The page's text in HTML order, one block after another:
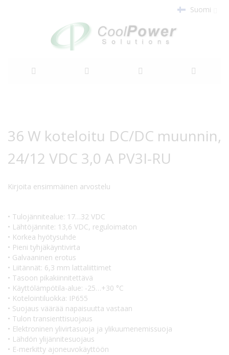
Suomi
loppuun
alkuun
36 W koteloitu DC/DC muunnin,
24/12 VDC 3,0 A PV3I-RU
Kirjoita ensimmäinen arvostelu
• Tulojännitealue: 17…32 VDC
• Lähtöjännite: 13,6 VDC, reguloimaton
• Korkea hyötysuhde
• Pieni tyhjäkäyntivirta
• Galvaaninen erotus
• Liitännät: 6,3 mm lattaliittimet
• Tasoon pikakiinnitettävä
• Käyttölämpötila-alue: -25…+30 °C
• Kotelointiluokka: IP655
• Suojaus väärää napaisuutta vastaan
• Tulon transienttisuojaus
• Elektroninen ylivirtasuoja ja ylikuumenemissuoja
• Lähdön ylijännitesuojaus
• E-merkitty ajoneuvokäyttöön